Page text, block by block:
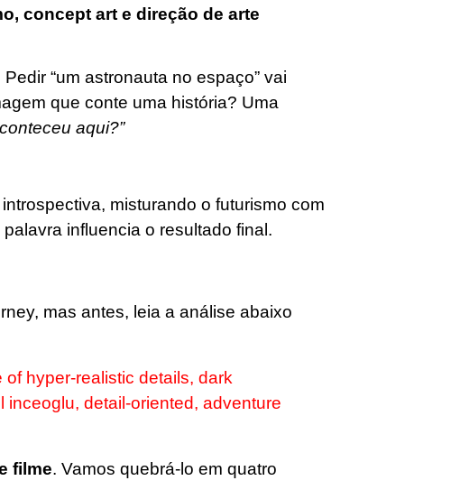
concept art e direção de arte
“um astronauta no espaço” vai
que conte uma história? Uma
aqui?”
misturando o futurismo com
influencia o resultado final.
mas antes, leia a análise abaixo
hyper-realistic details, dark
detail-oriented, adventure
filme. Vamos quebrá-lo em quatro